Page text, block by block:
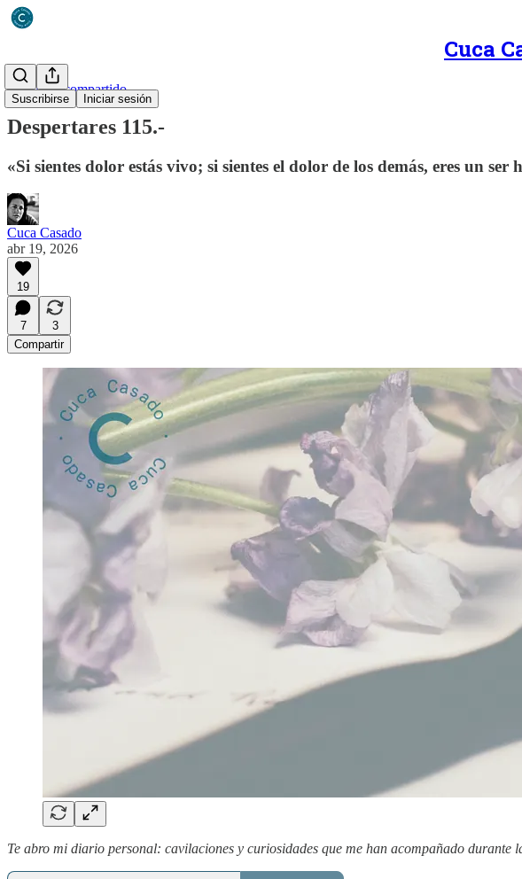
Cuca
Suscribirse Iniciar sesión
Un diario compartido
Despertares 115.-
«Si sientes dolor estás vivo; si sientes el dolor de los demás, eres un
Cuca Casado
abr 19, 2026
19
7
3
Compartir
Te abro mi diario personal: cavilaciones y curiosidades que me han acompañado